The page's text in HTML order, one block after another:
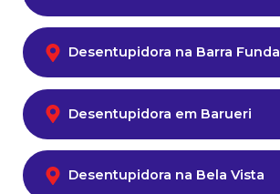
Desentupidora na Barra Funda
Desentupidora em Barueri
Desentupidora na Bela Vista